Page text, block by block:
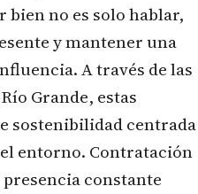
bien no es solo hablar,
y mantener una
A través de las
Grande, estas
sostenibilidad centrada
entorno. Contratación
constante